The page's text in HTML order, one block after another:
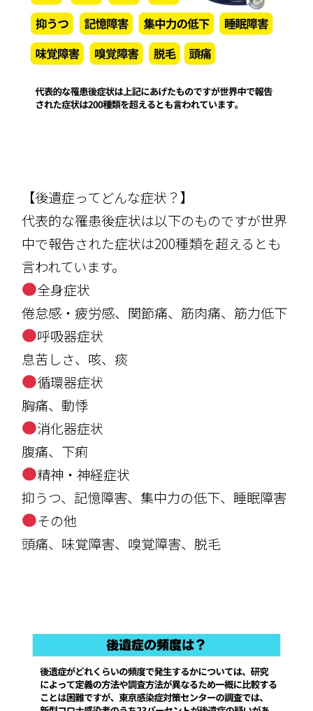
【後遺症ってどんな症状？】
代表的な罹患後症状は以下のものですが世界
中で報告された症状は200種類を超えるとも
言われています。
全身症状
倦怠感・疲労感、関節痛、筋肉痛、筋力低下
呼吸器症状
息苦しさ、咳、痰
循環器症状
胸痛、動悸
消化器症状
腹痛、下痢
精神・神経症状
抑うつ、記憶障害、集中力の低下、睡眠障害
その他
頭痛、味覚障害、嗅覚障害、脱毛